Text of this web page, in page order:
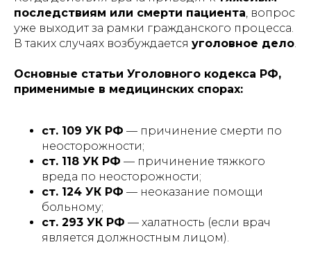
последствиям или смерти пациента, вопрос
уже выходит за рамки гражданского процесса.
В таких случаях возбуждается уголовное дело.
Основные статьи Уголовного кодекса РФ,
применимые в медицинских спорах:
ст. 109 УК РФ — причинение смерти по
неосторожности;
ст. 118 УК РФ — причинение тяжкого
вреда по неосторожности;
ст. 124 УК РФ — неоказание помощи
больному;
ст. 293 УК РФ — халатность (если врач
является должностным лицом).